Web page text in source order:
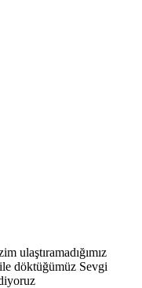
ulaştıramadığımız
döktüğümüz Sevgi